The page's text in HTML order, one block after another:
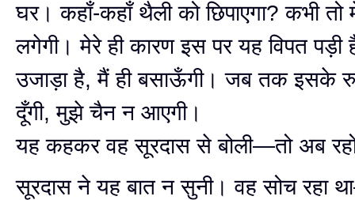
घर। कहाँ-कहाँ थैली को छिपाएगा? कभी तो
लगेगी। मेरे ही कारण इस पर यह विपत पड़ी
उजाड़ा है, मैं ही बसाऊँगी। जब तक इसके
दूँगी, मुझे चैन न आएगी।
यह कहकर वह सूरदास से बोली—तो अब
सूरदास ने यह बात न सुनी। वह सोच रहा